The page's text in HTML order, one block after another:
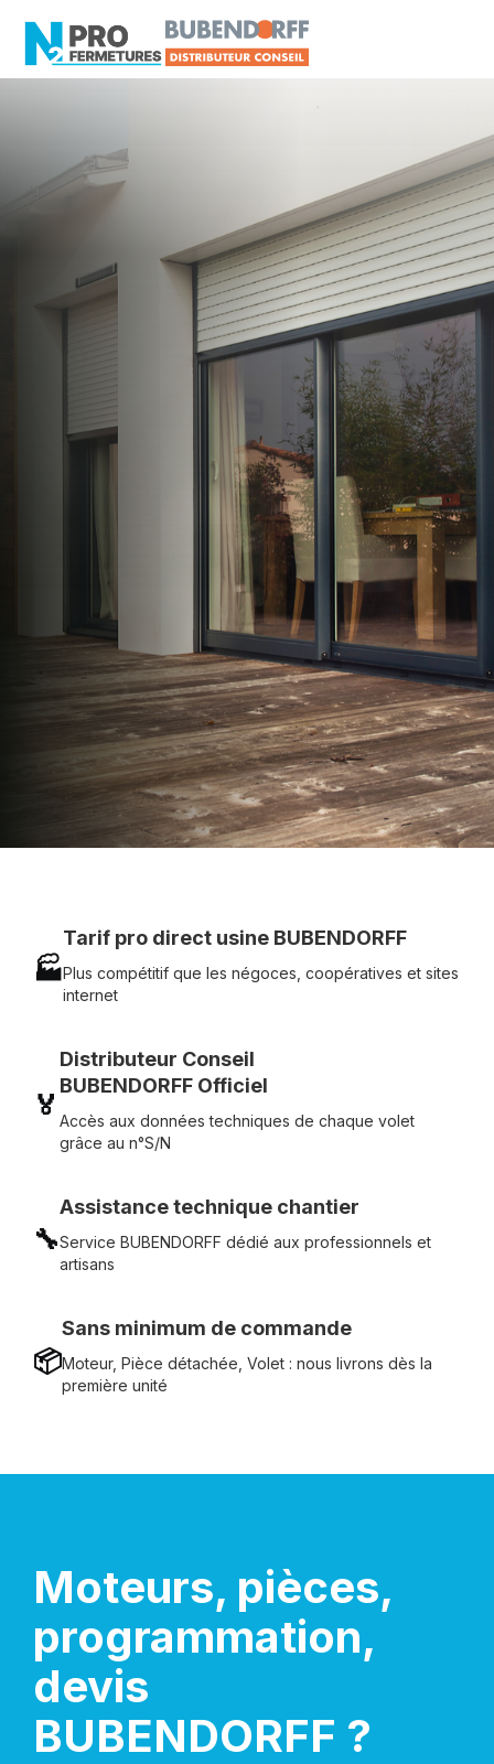
Distributeur en volets
roulants Delta Dore
Treillières
Artisan, Menuisier, TPE ou PME proche de
Treillières ?
N2PRO Fermetures est votre référent Distributeur
en volets roulants Delta Dore officiel pour vous
apporter : Tarifs directs usines sans minimum
d'achat - Assistance technique chantier et
service réactif avec simplicité.
07 83 35 69 17
MON DEVIS MOTEUR
Voir tous nos produits
🏭
Tarif pro direct usine BUBENDORFF
Plus compétitif que les négoces, coopératives et sites
internet
🏅
Distributeur Conseil
BUBENDORFF Officiel
Accès aux données techniques de chaque volet
grâce au n°S/N
🔧
Assistance technique chantier
Service BUBENDORFF dédié aux professionnels et
artisans
📦
Sans minimum de commande
Moteur, Pièce détachée, Volet : nous livrons dès la
première unité
Moteurs, pièces,
programmation,
devis
BUBENDORFF ?